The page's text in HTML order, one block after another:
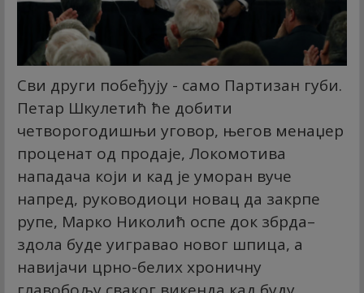
Сви други побеђују - само Партизан губи.
Петар Шкулетић ће добити
четворогодишњи уговор, његов менаџер
проценат од продаје, Локомотива
нападача који и кад је уморан вуче
напред, руководиоци новац да закрпе
рупе, Марко Николић оспе док збрда–
здола буде уигравао новог шпица, а
навијачи црно-белих хроничну